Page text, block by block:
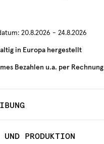
20.8.2026 - 24.8.2026
in Europa hergestellt
Bezahlen u.a. per Rechnung
UND PRODUKTION